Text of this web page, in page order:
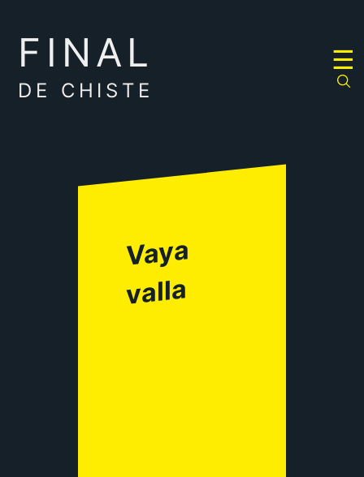
FINAL
DE CHISTE
☰
Vaya
valla